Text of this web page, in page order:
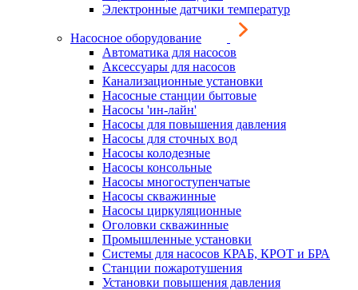
Электронные датчики температур
Насосное оборудование
Автоматика для насосов
Аксессуары для насосов
Канализационные установки
Насосные станции бытовые
Насосы 'ин-лайн'
Насосы для повышения давления
Насосы для сточных вод
Насосы колодезные
Насосы консольные
Насосы многоступенчатые
Насосы скважинные
Насосы циркуляционные
Оголовки скважинные
Промышленные установки
Системы для насосов КРАБ, КРОТ и БРА
Станции пожаротушения
Установки повышения давления